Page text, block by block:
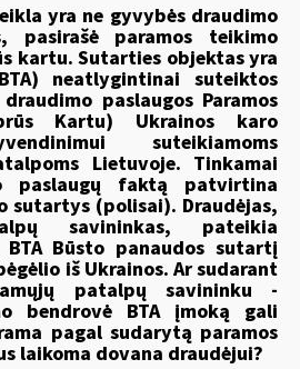
yra ne gyvybės draudimo
pasirašė paramos teikimo
kartu. Sutarties objektas yra
neatlygintinai suteiktos
paslaugos Paramos
Kartu) Ukrainos karo
suteikiamoms
Lietuvoje. Tinkamai
paslaugų faktą patvirtina
sutartys (polisai). Draudėjas,
savininkas, pateikia
Būsto panaudos sutartį
iš Ukrainos. Ar sudarant
patalpų savininku -
bendrovė BTA įmoką gali
pagal sudarytą paramos
laikoma dovana draudėjui?